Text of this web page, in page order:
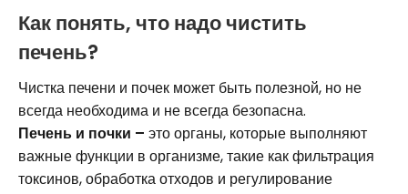
Как понять, что надо чистить
печень?
Чистка печени и почек может быть полезной, но не
всегда необходима и не всегда безопасна.
Печень и почки – это органы, которые выполняют
важные функции в организме, такие как фильтрация
токсинов, обработка отходов и регулирование